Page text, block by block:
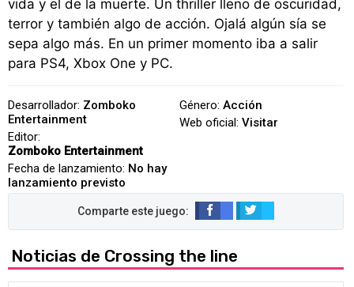
vida y el de la muerte. Un thriller lleno de oscuridad,
terror y también algo de acción. Ojalá algún sía se
sepa algo más. En un primer momento iba a salir
para PS4, Xbox One y PC.
Desarrollador: Zomboko
Entertainment
Editor:
Zomboko Entertainment
Fecha de lanzamiento: No hay
lanzamiento previsto
Género: Acción
Web oficial: Visitar
Noticias de Crossing the line